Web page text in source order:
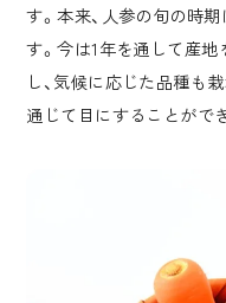
す。本来、人参の旬の時
す。今は1年を通して産
し、気候に応じた品種も
通じて目にすることがで